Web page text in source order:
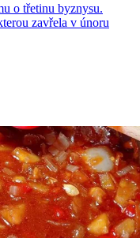
o třetinu byznysu.
zavřela v únoru